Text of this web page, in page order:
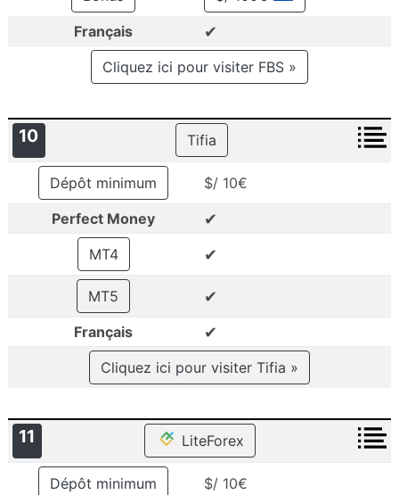
Français
✔
Cliquez ici pour visiter FBS »
10 Tifia
Dépôt minimum
$/ 10€
Perfect Money
✔
MT4 ✔
MT5 ✔
Français ✔
Cliquez ici pour visiter Tifia »
11 LiteForex
Dépôt minimum
$/ 10€